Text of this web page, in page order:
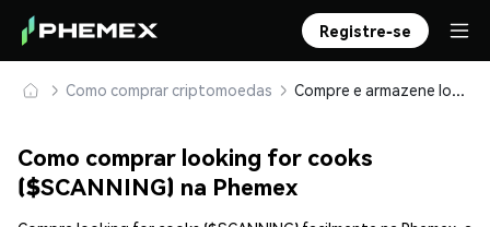
Registre-se
Como comprar criptomoedas Compre e armazene looking for cooks ($SCANNING) com segurança
Como comprar looking for cooks
($SCANNING) na Phemex